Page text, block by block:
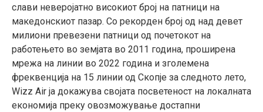
слави неверојатно високиот број на патници на
македонскиот пазар. Со рекорден број од над девет
милиони превезени патници од почетокот на
работењето во земјата во 2011 година, проширена
мрежа на линии во 2022 година и зголемена
фреквенција на 15 линии од Скопје за следното лето,
Wizz Air ја докажува својата посветеност на локалната
економија преку овозможување достапни